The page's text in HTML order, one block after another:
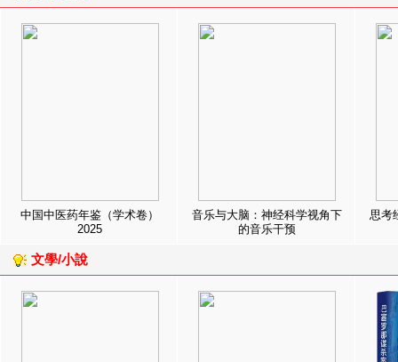
中国中医药年鉴（学术卷）
2025
音乐与大脑：神经科学视角下
的音乐干预
思考
文學/小說